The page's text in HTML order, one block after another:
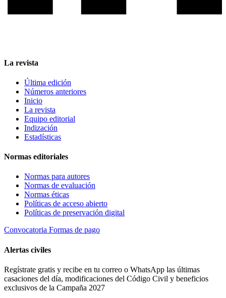
La revista
Última edición
Números anteriores
Inicio
La revista
Equipo editorial
Indización
Estadísticas
Normas editoriales
Normas para autores
Normas de evaluación
Normas éticas
Políticas de acceso abierto
Políticas de preservación digital
Convocatoria Formas de pago
Alertas civiles
Regístrate gratis y recibe en tu correo o WhatsApp las últimas
casaciones del día, modificaciones del Código Civil y beneficios
exclusivos de la Campaña 2027